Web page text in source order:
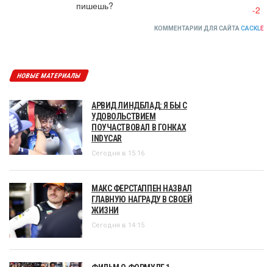
пишешь?
-2
КОММЕНТАРИИ ДЛЯ САЙТА CACKLE
НОВЫЕ МАТЕРИАЛЫ
АРВИД ЛИНДБЛАД: Я БЫ С
УДОВОЛЬСТВИЕМ
ПОУЧАСТВОВАЛ В ГОНКАХ
INDYCAR
Сегодня в 15:16
МАКС ФЕРСТАППЕН НАЗВАЛ
ГЛАВНУЮ НАГРАДУ В СВОЕЙ
ЖИЗНИ
Сегодня в 14:15